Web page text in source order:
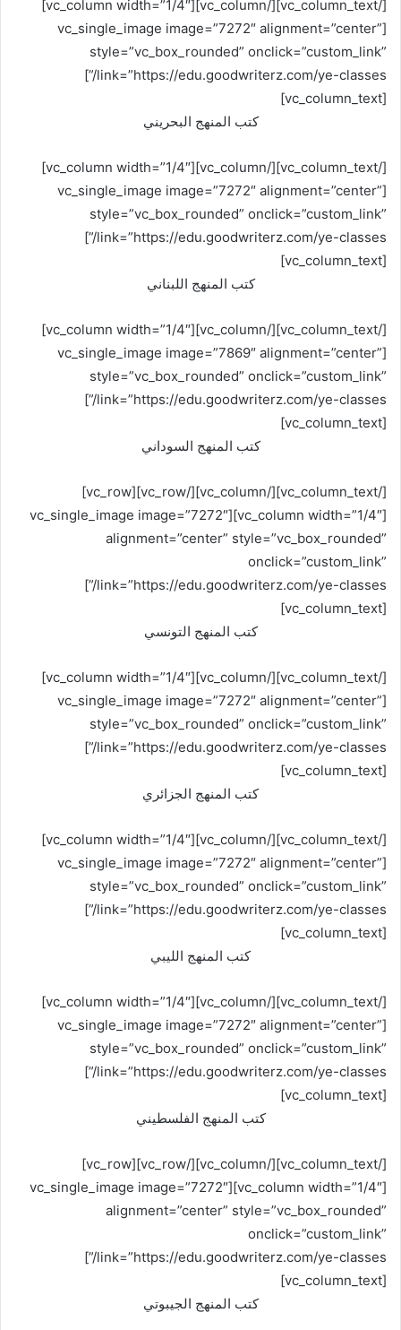
[/vc_column_text][/vc_column][vc_column width=”1/4″]
[vc_single_image image=”7272″ alignment=”center”
style=”vc_box_rounded” onclick=”custom_link”
link=”https://edu.goodwriterz.com/ye-classes/”]
[vc_column_text]
كتب المنهج البحريني
[/vc_column_text][/vc_column][vc_column width=”1/4″]
[vc_single_image image=”7272″ alignment=”center”
style=”vc_box_rounded” onclick=”custom_link”
link=”https://edu.goodwriterz.com/ye-classes/”]
[vc_column_text]
كتب المنهج اللبناني
[/vc_column_text][/vc_column][vc_column width=”1/4″]
[vc_single_image image=”7869″ alignment=”center”
style=”vc_box_rounded” onclick=”custom_link”
link=”https://edu.goodwriterz.com/ye-classes/”]
[vc_column_text]
كتب المنهج السوداني
[/vc_column_text][/vc_column][/vc_row][vc_row]
[vc_column width=”1/4″][vc_single_image image=”7272″
alignment=”center” style=”vc_box_rounded”
onclick=”custom_link”
link=”https://edu.goodwriterz.com/ye-classes/”]
[vc_column_text]
كتب المنهج التونسي
[/vc_column_text][/vc_column][vc_column width=”1/4″]
[vc_single_image image=”7272″ alignment=”center”
style=”vc_box_rounded” onclick=”custom_link”
link=”https://edu.goodwriterz.com/ye-classes/”]
[vc_column_text]
كتب المنهج الجزائري
[/vc_column_text][/vc_column][vc_column width=”1/4″]
[vc_single_image image=”7272″ alignment=”center”
style=”vc_box_rounded” onclick=”custom_link”
link=”https://edu.goodwriterz.com/ye-classes/”]
[vc_column_text]
كتب المنهج الليبي
[/vc_column_text][/vc_column][vc_column width=”1/4″]
[vc_single_image image=”7272″ alignment=”center”
style=”vc_box_rounded” onclick=”custom_link”
link=”https://edu.goodwriterz.com/ye-classes/”]
[vc_column_text]
كتب المنهج الفلسطيني
[/vc_column_text][/vc_column][/vc_row][vc_row]
[vc_column width=”1/4″][vc_single_image image=”7272″
alignment=”center” style=”vc_box_rounded”
onclick=”custom_link”
link=”https://edu.goodwriterz.com/ye-classes/”]
[vc_column_text]
كتب المنهج الجيبوتي